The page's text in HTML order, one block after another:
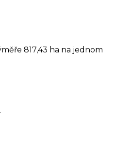
817,43 ha na jednom